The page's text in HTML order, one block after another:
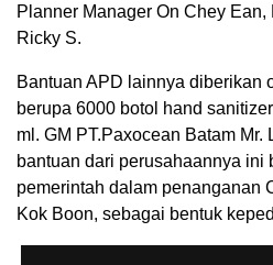
Planner Manager On Chey
Ricky S.
Bantuan APD lainnya diberikan
berupa 6000 botol hand
ml. GM PT.Paxocean Batam
bantuan dari perusahaannya ini
pemerintah dalam penanganan
Kok Boon, sebagai bentuk